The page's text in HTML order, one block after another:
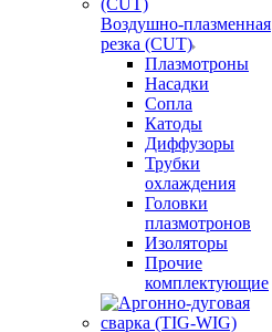
Воздушно-плазменная
резка (CUT)
Плазмотроны
Насадки
Сопла
Катоды
Диффузоры
Трубки
охлаждения
Головки
плазмотронов
Изоляторы
Прочие
комплектующие